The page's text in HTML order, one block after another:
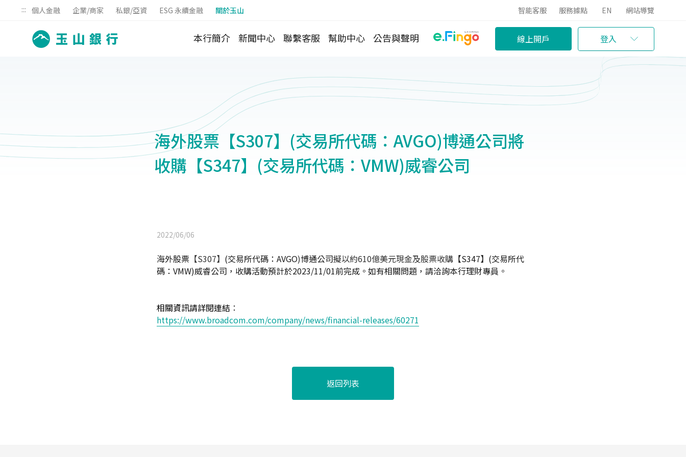
::: 個人金融 企業/商家 私銀/亞資 ESG 永續金融 關於玉山 智能客服 服務據點 EN 網站導覽
本行簡介 新聞中心 聯繫客服 幫助中心 公告與聲明 線上開戶 登入
海外股票【S307】(交易所代碼：AVGO)博通公司將
收購【S347】(交易所代碼：VMW)威睿公司
2022/06/06
海外股票 【S307】 (交易所代碼：AVGO)博通公司擬以約610億美元現金及股票收購 【S347】(交易所代
碼：VMW)威睿公司，收購活動預計於2023/11/01前完成。如有相關問題，請洽詢本行理財專員。
相關資訊請詳閱連結 ：
https://www.broadcom.com/company/news/financial-releases/60271
返回列表